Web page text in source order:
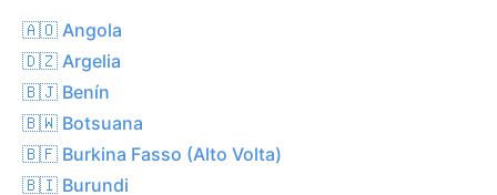
🇦🇴 Angola
🇩🇿 Argelia
🇧🇯 Benín
🇧🇼 Botsuana
🇧🇫 Burkina Fasso (Alto Volta)
🇧🇮 Burundi